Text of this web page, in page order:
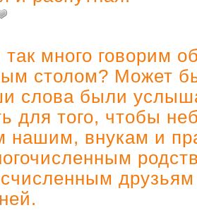
много говорим
столом? Может
слова были
для того, чтобы
нашим, внукам и